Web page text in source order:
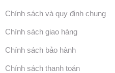
Chính sách và quy định chung
Chính sách giao hàng
Chính sách bảo hành
Chính sách thanh toán